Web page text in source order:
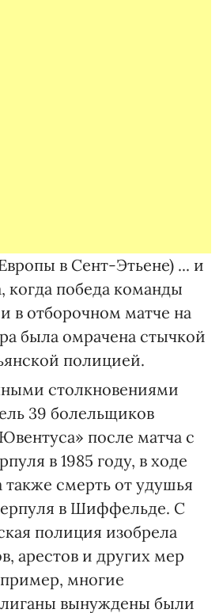
в Сент-Этьене) ... и
когда победа команды
в отборочном матче на
была омрачена стычкой
полицией.
столкновениями
39 болельщиков
после матча с
в 1985 году, в ходе
также смерть от удушья
в Шиффельде. С
полиция изобрела
арестов и других мер
многие
вынуждены были